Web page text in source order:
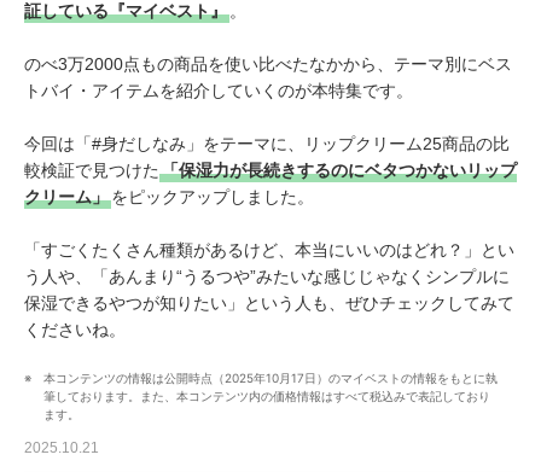
証している『マイベスト』。
のべ3万2000点もの商品を使い比べたなかから、テーマ別にベス
トバイ・アイテムを紹介していくのが本特集です。
今回は「#身だしなみ」をテーマに、リップクリーム25商品の比
較検証で見つけた 「保湿力が長続きするのにベタつかないリップ
クリーム」をピックアップしました。
「すごくたくさん種類があるけど、本当にいいのはどれ？」とい
う人や、「あんまり“うるつや”みたいな感じじゃなくシンプルに
保湿できるやつが知りたい」という人も、ぜひチェックしてみて
くださいね。
本コンテンツの情報は公開時点（2025年10月17日）のマイベストの情報をもとに執
筆しております。また、本コンテンツ内の価格情報はすべて税込みで表記しており
ます。
2025.10.21